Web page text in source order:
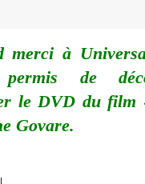
merci à
permis de
le DVD du film
Govare.